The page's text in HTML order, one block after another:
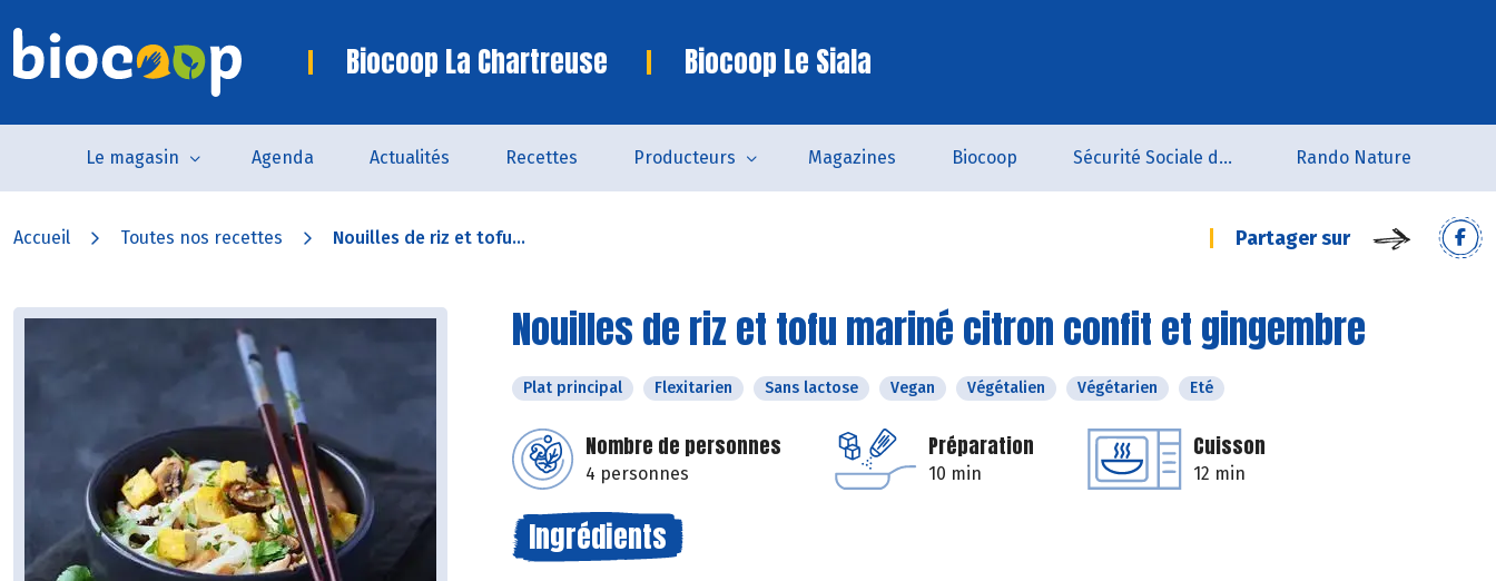
Biocoop La Chartreuse Biocoop Le Siala
Le magasin Agenda Actualités Recettes Producteurs Magazines Biocoop Sécurité Sociale de l'Alimentation du Tarn Sud Rando Nature
Accueil Toutes nos recettes Nouilles de riz et tofu... Partager sur
Nouilles de riz et tofu mariné citron confit et gingembre
Plat principal Flexitarien Sans lactose Vegan Végétalien Végétarien Eté
Nombre de personnes
4 personnes
Préparation
10 min
Cuisson
12 min
Ingrédients